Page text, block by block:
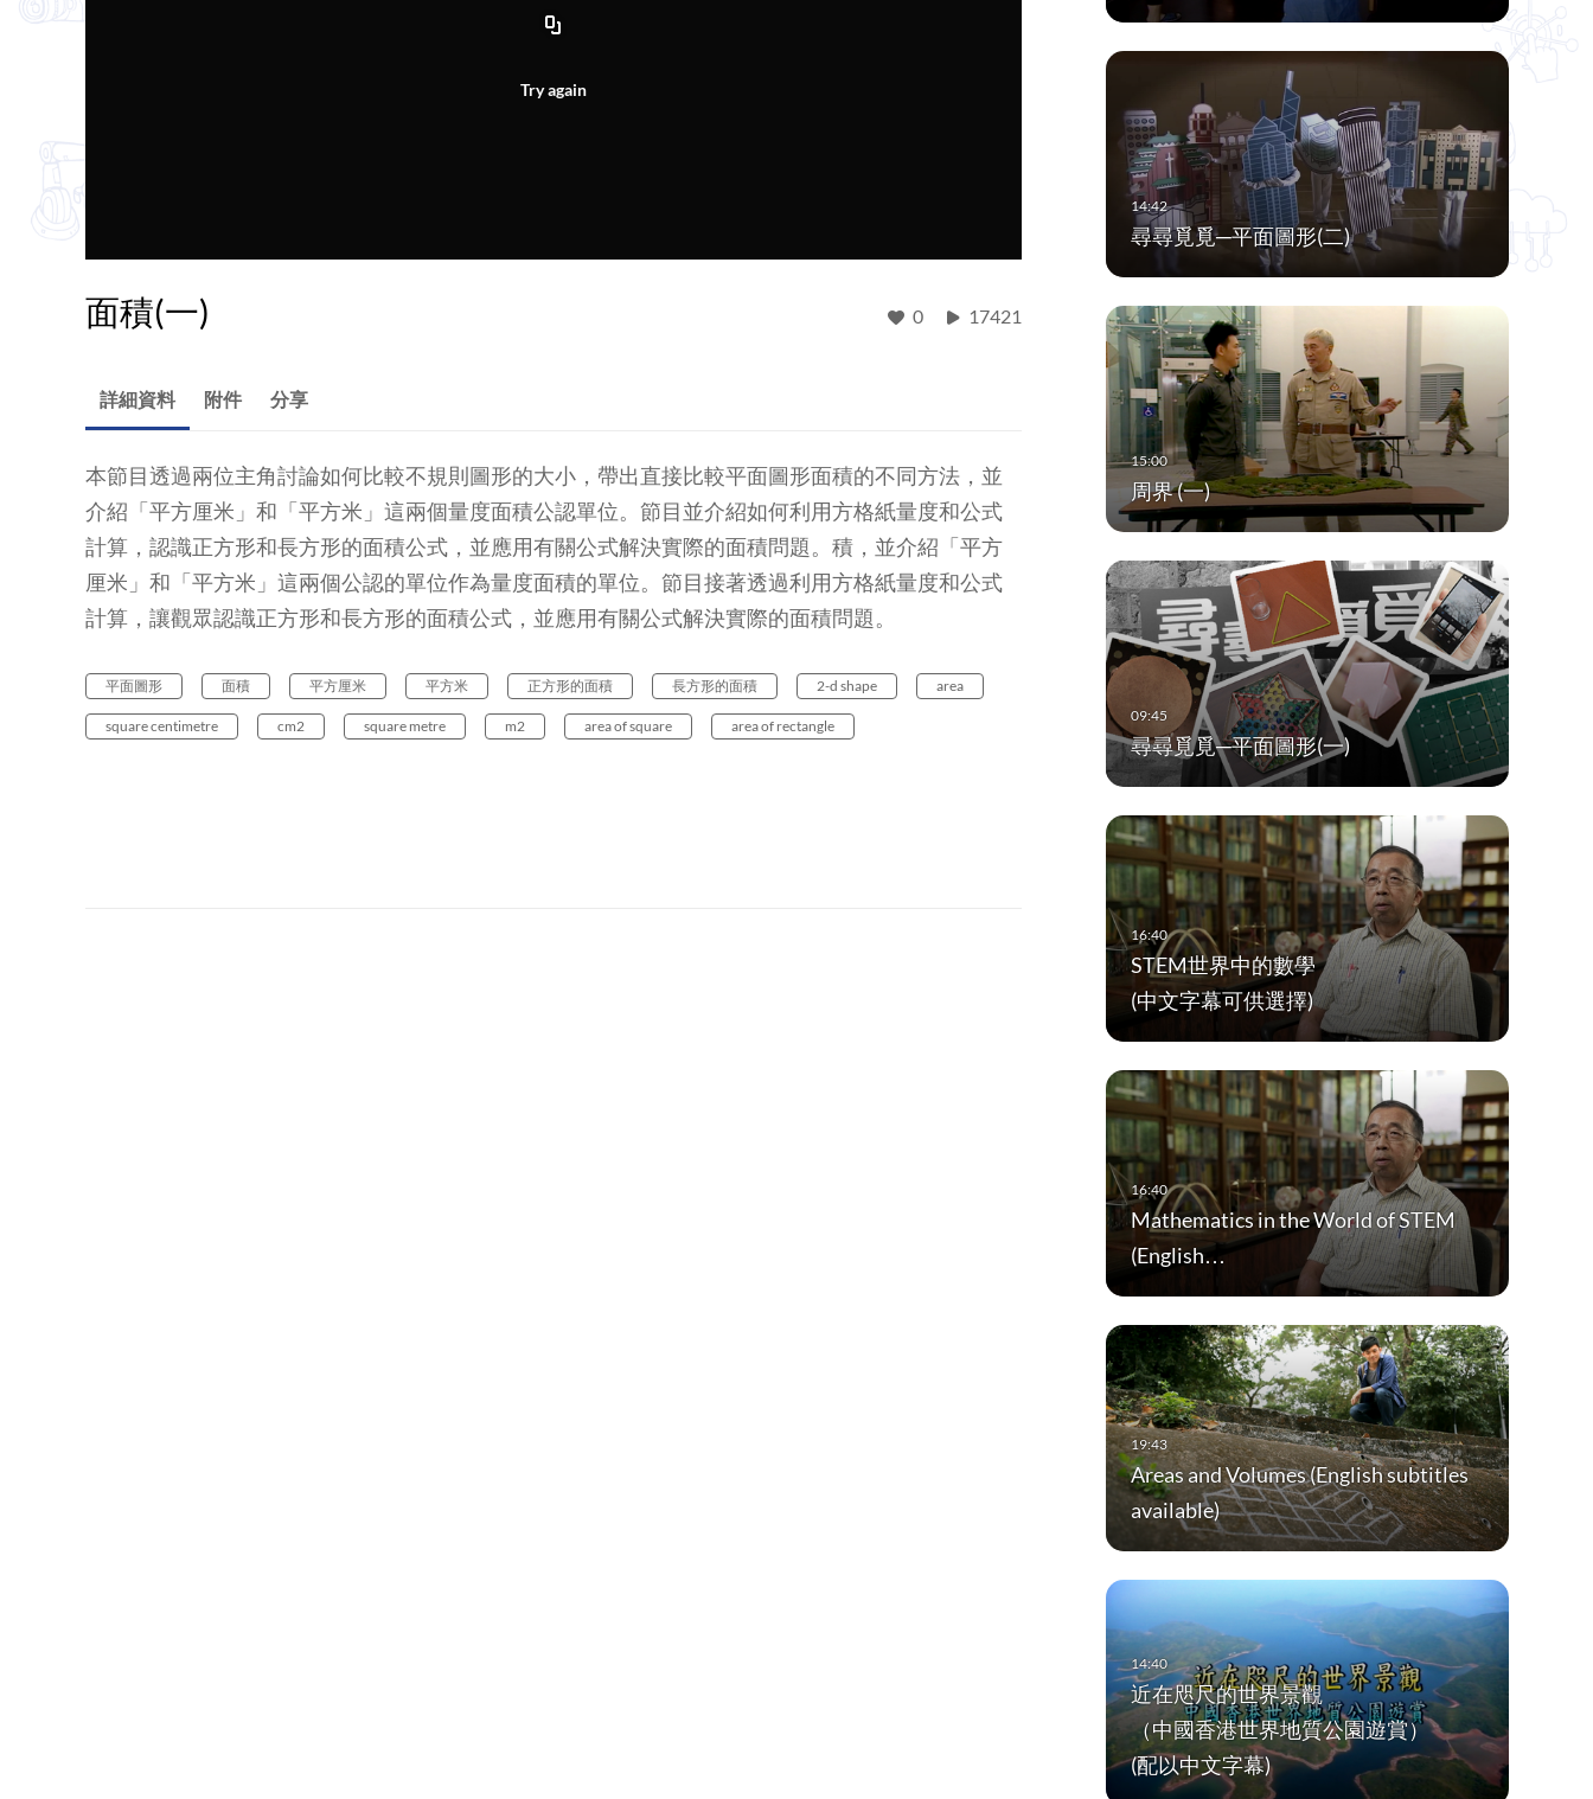
Try again
面積(一) 0 17421
尋尋覓覓─平面圖形(二)
周界 (一)
尋尋覓覓─平面圖形(一)
STEM世界中的數學
(中文字幕可供選擇)
Mathematics in the World of STEM
(English…
Areas and Volumes (English subtitles
available)
近在咫尺的世界景觀
（中國香港世界地質公園遊賞）
(配以中文字幕)
詳細資料 附件 分享
本節目透過兩位主角討論如何比較不規則圖形的大小，帶出直接比較平面圖形面積的不同方法，並
介紹「平方厘米」和「平方米」這兩個量度面積公認單位。節目並介紹如何利用方格紙量度和公式
計算，認識正方形和長方形的面積公式，並應用有關公式解決實際的面積問題。積，並介紹「平方
厘米」和「平方米」這兩個公認的單位作為量度面積的單位。節目接著透過利用方格紙量度和公式
計算，讓觀眾認識正方形和長方形的面積公式，並應用有關公式解決實際的面積問題。
平面圖形 面積 平方厘米 平方米 正方形的面積 長方形的面積 2-d shape area
square centimetre cm2 square metre m2 area of square area of rectangle